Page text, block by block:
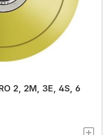
2, 2M, 3E, 4S, 6